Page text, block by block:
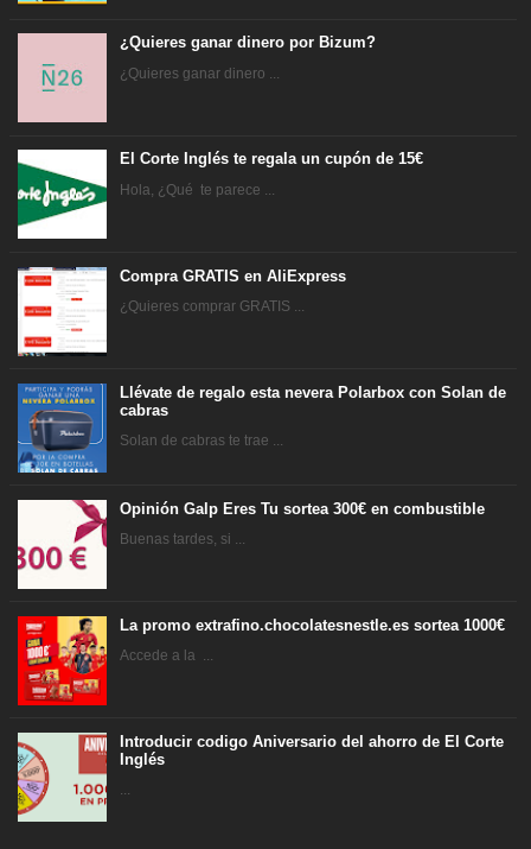
¿Quieres ganar dinero por Bizum?
¿Quieres ganar dinero ...
El Corte Inglés te regala un cupón de 15€
Hola, ¿Qué te parece ...
Compra GRATIS en AliExpress
¿Quieres comprar GRATIS ...
Llévate de regalo esta nevera Polarbox con Solan de
cabras
Solan de cabras te trae ...
Opinión Galp Eres Tu sortea 300€ en combustible
Buenas tardes, si ...
La promo extrafino.chocolatesnestle.es sortea 1000€
Accede a la ...
Introducir codigo Aniversario del ahorro de El Corte
Inglés
...